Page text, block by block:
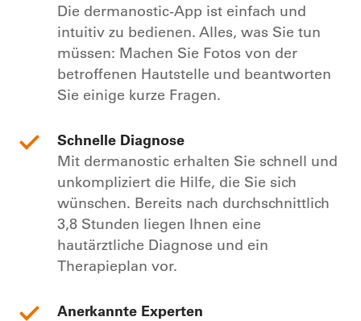
Die dermanostic-App ist einfach und
intuitiv zu bedienen. Alles, was Sie tun
müssen: Machen Sie Fotos von der
betroffenen Hautstelle und beantworten
Sie einige kurze Fragen.
Schnelle Diagnose
Mit dermanostic erhalten Sie schnell und
unkompliziert die Hilfe, die Sie sich
wünschen. Bereits nach durchschnittlich
3,8 Stunden liegen Ihnen eine
hautärztliche Diagnose und ein
Therapieplan vor.
Anerkannte Experten